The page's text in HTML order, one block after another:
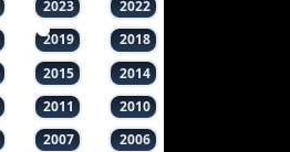
2023
2022
2019
2018
2015
2014
2011
2010
2007
2006